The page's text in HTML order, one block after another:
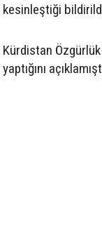
kesinleştiği
Kürdistan Özgürlük
yaptığını